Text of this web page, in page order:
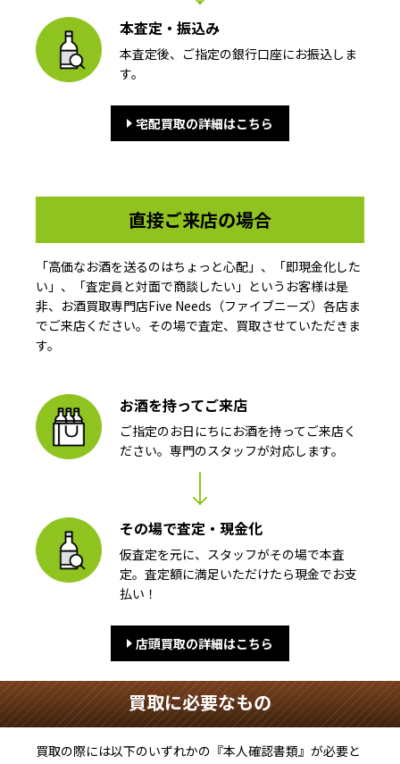
本査定・振込み
本査定後、ご指定の銀行口座にお振込しま
す。
宅配買取の詳細はこちら
直接ご来店の場合
「高価なお酒を送るのはちょっと心配」、「即現金化した
い」、「査定員と対面で商談したい」というお客様は是
非、お酒買取専門店Five Needs（ファイブニーズ）各店ま
でご来店ください。その場で査定、買取させていただきま
す。
お酒を持ってご来店
ご指定のお日にちにお酒を持ってご来店く
ださい。専門のスタッフが対応します。
その場で査定・現金化
仮査定を元に、スタッフがその場で本査
定。査定額に満足いただけたら現金でお支
払い！
店頭買取の詳細はこちら
買取に必要なもの
買取の際には以下のいずれかの『本人確認書類』が必要と